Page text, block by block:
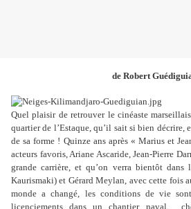
de Robert
Quel plaisir de retrouver le cinéaste
quartier de l’Estaque, qu’il sait si bien décrire,
de sa forme ! Quinze ans après « Marius et
acteurs favoris, Ariane Ascaride, Jean-Pierre
grande carrière, et qu’on verra bientôt
Kaurismaki) et Gérard Meylan, avec cette fois
monde a changé, les conditions de vie
licenciements dans un chantier naval,